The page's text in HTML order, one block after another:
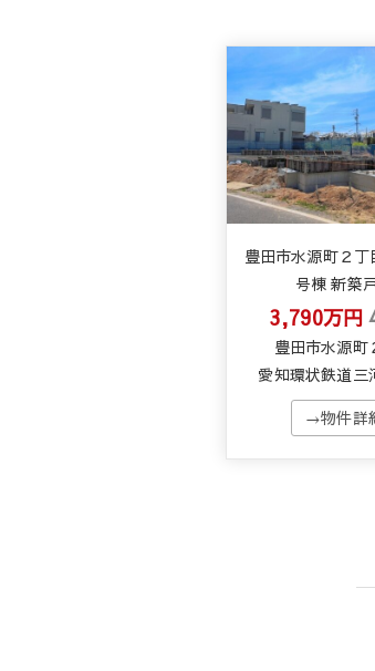
豊田市水源町２丁
号棟 新築
3,790万円
豊田市水源町
愛知環状鉄道三
→物件詳